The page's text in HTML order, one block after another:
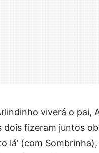
viverá o pai,
dois fizeram juntos
lá’ (com